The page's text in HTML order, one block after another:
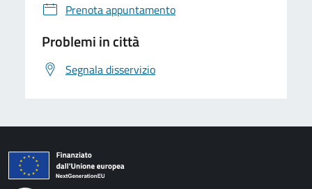
Prenota appuntamento
Problemi in città
Segnala disservizio